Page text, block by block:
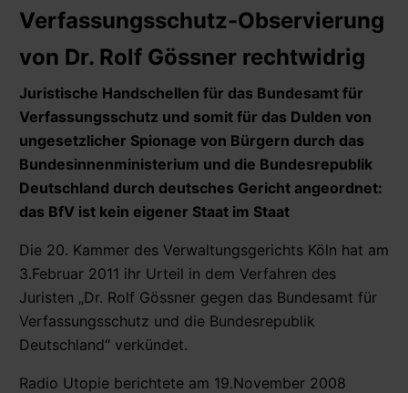
Verfassungsschutz-Observierung
von Dr. Rolf Gössner rechtwidrig
Juristische Handschellen für das Bundesamt für
Verfassungsschutz und somit für das Dulden von
ungesetzlicher Spionage von Bürgern durch das
Bundesinnenministerium und die Bundesrepublik
Deutschland durch deutsches Gericht angeordnet:
das BfV ist kein eigener Staat im Staat
Die 20. Kammer des Verwaltungsgerichts Köln hat am
3.Februar 2011 ihr Urteil in dem Verfahren des
Juristen „Dr. Rolf Gössner gegen das Bundesamt für
Verfassungsschutz und die Bundesrepublik
Deutschland“ verkündet.
Radio Utopie berichtete am 19.November 2008